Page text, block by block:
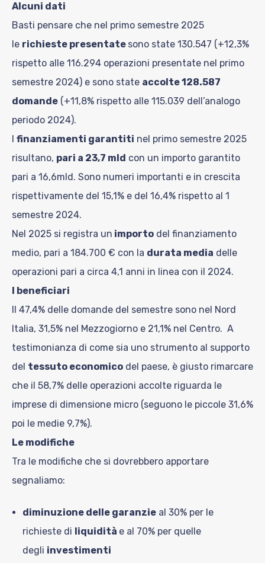
Alcuni dati
Basti pensare che nel primo semestre 2025
le richieste presentate sono state 130.547 (+12,3%
rispetto alle 116.294 operazioni presentate nel primo
semestre 2024) e sono state accolte 128.587
domande (+11,8% rispetto alle 115.039 dell’analogo
periodo 2024).
I finanziamenti garantiti nel primo semestre 2025
risultano, pari a 23,7 mld con un importo garantito
pari a 16,6mld. Sono numeri importanti e in crescita
rispettivamente del 15,1% e del 16,4% rispetto al 1
semestre 2024.
Nel 2025 si registra un importo del finanziamento
medio, pari a 184.700 € con la durata media delle
operazioni pari a circa 4,1 anni in linea con il 2024.
I beneficiari
Il 47,4% delle domande del semestre sono nel Nord
Italia, 31,5% nel Mezzogiorno e 21,1% nel Centro. A
testimonianza di come sia uno strumento al supporto
del tessuto economico del paese, è giusto rimarcare
che il 58,7% delle operazioni accolte riguarda le
imprese di dimensione micro (seguono le piccole 31,6%
poi le medie 9,7%).
Le modifiche
Tra le modifiche che si dovrebbero apportare
segnaliamo:
diminuzione delle garanzie al 30% per le
richieste di liquidità e al 70% per quelle
degli investimenti